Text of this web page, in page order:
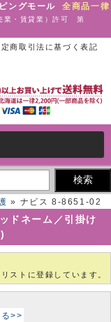
ピングモール全商品一律
業・賃貸業）許可 第
商取引法に基づく表記
» ナビス 8-8651-02
ルー）[個](as1-8-8651-
ドネーム／引掛け
ストに登録しています。
>>